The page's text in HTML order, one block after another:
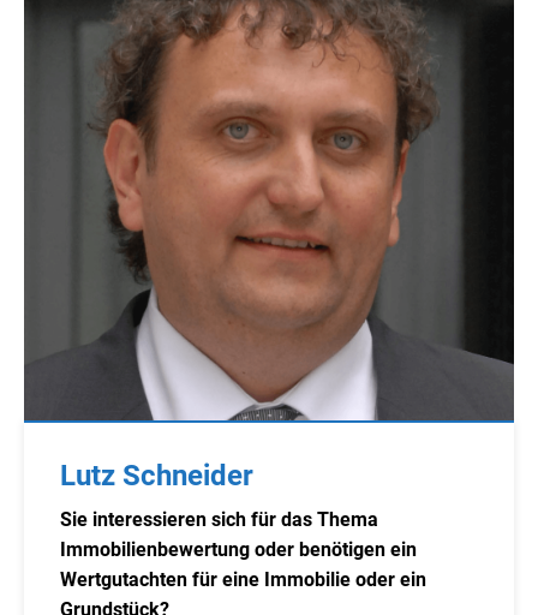
Lutz Schneider
Sie interessieren sich für das Thema
Immobilienbewertung oder benötigen ein
Wertgutachten für eine Immobilie oder ein
Grundstück?